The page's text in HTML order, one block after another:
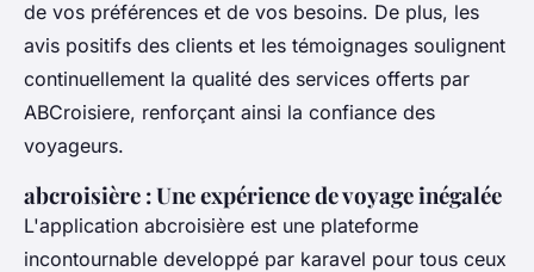
de vos préférences et de vos besoins. De plus, les
avis positifs des clients et les témoignages soulignent
continuellement la qualité des services offerts par
ABCroisiere, renforçant ainsi la confiance des
voyageurs.
abcroisière : Une expérience de voyage inégalée
L'application abcroisière est une plateforme
incontournable developpé par karavel pour tous ceux